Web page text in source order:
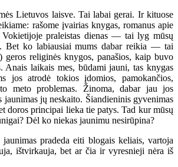
Lietuvos laisve. Tai labai gerai. Ir kituose
rašome įvairias knygas, romanus apie
praleistas dienas — tai lyg mūsų
Bet ko labiausiai mums dabar reikia — tai
religinės knygos, panašios, kaip buvo
Anais laikais mes, būdami jauni, tas knygas
jos atrodė tokios įdomios, pamokančios,
meto problemas. Žinoma, dabar jau jos
jaunimas jų neskaito. Šiandieninis gyvenimas
doros principai lieka tie patys. Tad kur mūsų
Dėl ko niekas jaunimu nesirūpina?
pradeda eiti blogais keliais, vartoja
ištvirkauja, bet ar čia ir vyresnieji nėra iš